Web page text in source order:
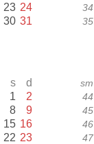
23 24
30 31
34
35
s d
1 2
8 9
15 16
22 23
sm
44
45
46
47